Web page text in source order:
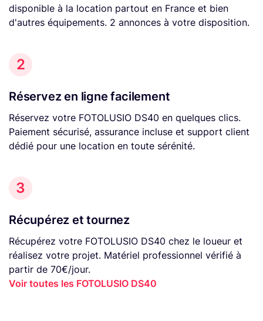
disponible à la location partout en France et bien
d'autres équipements. 2 annonces à votre disposition.
2
Réservez en ligne facilement
Réservez votre FOTOLUSIO DS40 en quelques clics.
Paiement sécurisé, assurance incluse et support client
dédié pour une location en toute sérénité.
3
Récupérez et tournez
Récupérez votre FOTOLUSIO DS40 chez le loueur et
réalisez votre projet. Matériel professionnel vérifié à
partir de 70€/jour.
Voir toutes les FOTOLUSIO DS40